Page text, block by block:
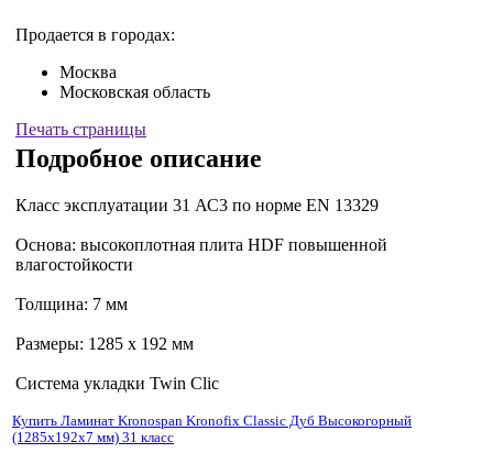
Продается в городах:
Москва
Московская область
Печать страницы
Подробное описание
Класс эксплуатации 31 АС3 по норме EN 13329
Основа: высокоплотная плита HDF повышенной
влагостойкости
Толщина: 7 мм
Размеры: 1285 х 192 мм
Система укладки Twin Clic
Купить Ламинат Kronospan Kronofix Classic Дуб Высокогорный
(1285x192x7 мм) 31 класс